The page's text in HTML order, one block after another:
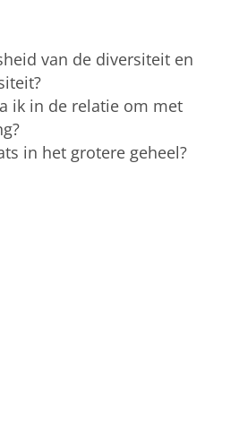
van de diversiteit en
ik in de relatie om met
in het grotere geheel?